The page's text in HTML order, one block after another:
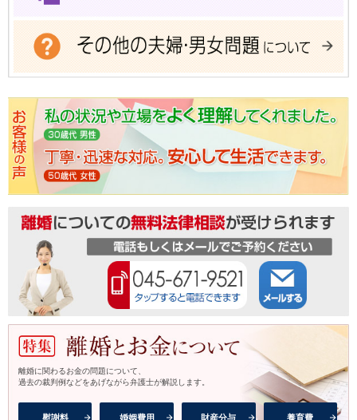
離婚に関わるお金の問題について、
過去の裁判例などをあげながら弁護士が解説します。
慰謝料 婚姻費用 財産分与 養育費